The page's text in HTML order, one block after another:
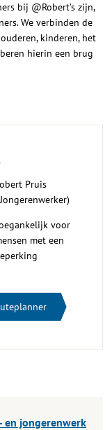
bij @Robert’s zijn,
We verbinden de
kinderen, het
hierin een brug
Pruis
voor
met een
en jongerenwerk